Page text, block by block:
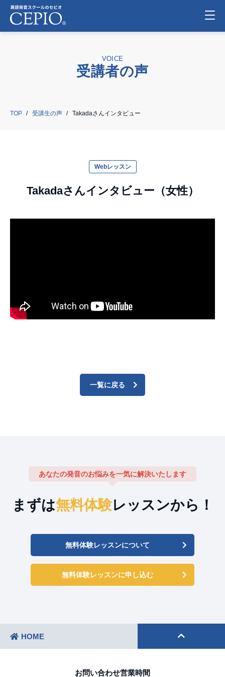
VOICE
受講者の声
TOP 受講生の声 Takadaさんインタビュー
Webレッスン
Takadaさんインタビュー（女性）
一覧に戻る
あなたの発音のお悩みを一気に解決いたします
まずは無料体験レッスンから！
無料体験レッスンについて
無料体験レッスンに申し込む
HOME
お問い合わせ営業時間